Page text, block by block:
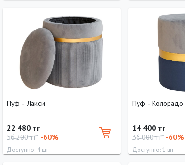
Ширина
60 см
Высота
40 см
Ширина
40 см
Пуф - Лакси
22 480 тг
56 200 тг -60%
Доступно: 4 шт
Пуф - Колорадо
14 400 тг
36 000 тг -60%
Доступно: 1 шт